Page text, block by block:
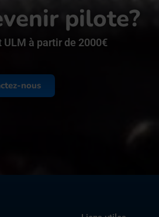
pilote?
à partir de 2000€
nous